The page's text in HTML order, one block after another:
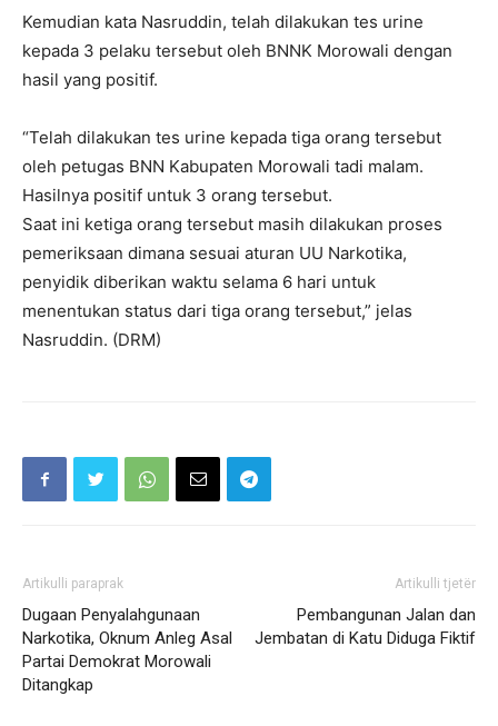
Kemudian kata Nasruddin, telah dilakukan tes urine
kepada 3 pelaku tersebut oleh BNNK Morowali dengan
hasil yang positif.
“Telah dilakukan tes urine kepada tiga orang tersebut
oleh petugas BNN Kabupaten Morowali tadi malam.
Hasilnya positif untuk 3 orang tersebut.
Saat ini ketiga orang tersebut masih dilakukan proses
pemeriksaan dimana sesuai aturan UU Narkotika,
penyidik diberikan waktu selama 6 hari untuk
menentukan status dari tiga orang tersebut,” jelas
Nasruddin. (DRM)
Artikulli paraprak
Dugaan Penyalahgunaan
Narkotika, Oknum Anleg Asal
Partai Demokrat Morowali
Ditangkap
Artikulli tjetër
Pembangunan Jalan dan
Jembatan di Katu Diduga Fiktif